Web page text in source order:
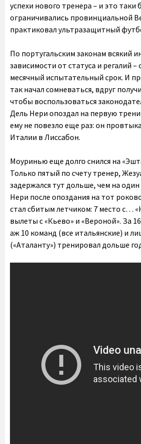
успехи нового тренера – и это таки
ограничивались провинциальной
практиковал ультразащитный
По португальским законам всякий
зависимости от статуса и регалий –
месячный испытательный срок. И
так начал сомневаться, вдруг
чтобы воспользоваться
Дель Нери опоздал на первую
ему не повезло еще раз: он
Италии в Лиссабон.
Моуринью еще долго снился на
Только пятый по счету тренер,
задержался тут дольше, чем на
Нери после опоздания на тот
стал сбитым летчиком: 7 место с…
вылеты с «Кьево» и «Вероной». За
аж 10 команд (все итальянские) и
(«Аталанту») тренировал дольше